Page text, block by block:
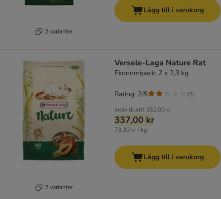
2 varianter
Lägg till i varukorg
2 varianter
Versele-Laga Nature Rat
Ekonomipack: 2 x 2,3 kg
Individuellt 352,00 kr
337,00 kr
73,30 kr / kg
Rating: 2/5 (2)
Lägg till i varukorg